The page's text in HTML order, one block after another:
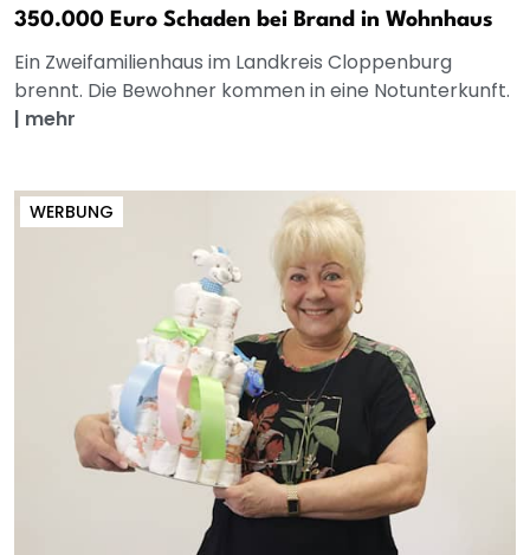
350.000 Euro Schaden bei Brand in Wohnhaus
Ein Zweifamilienhaus im Landkreis Cloppenburg
brennt. Die Bewohner kommen in eine Notunterkunft.
| mehr
WERBUNG